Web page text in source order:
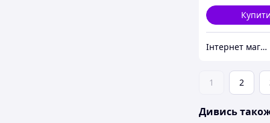
Інтернет магазин "Vip-Sad"
1 2
Дивись